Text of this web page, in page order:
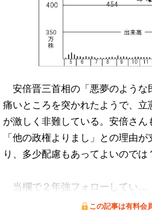
安倍晋三首相の「悪夢のような
痛いところを突かれたようで、立
が激しく非難している。安倍さん
「他の政権よりまし」との理由
り、多少配慮もあってよいのでは
当欄で２年強フォローしてい…
この記事は有料会